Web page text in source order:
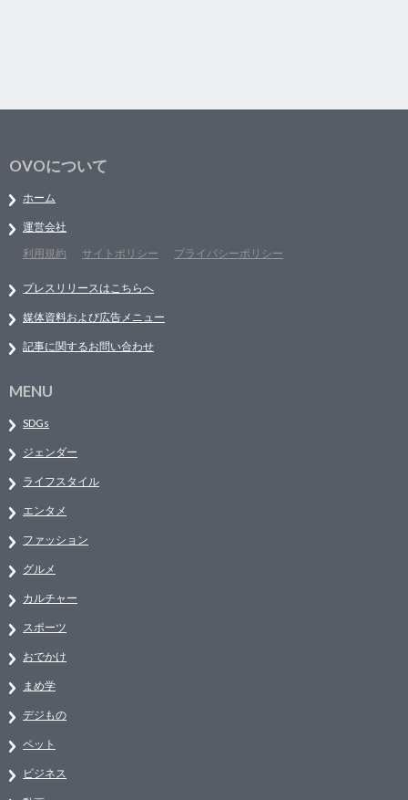
OVOについて
ホーム
運営会社
利用規約
サイトポリシー プライバシーポリシー
プレスリリースはこちらへ
媒体資料および広告メニュー
記事に関するお問い合わせ
MENU
SDGs
ジェンダー
ライフスタイル
エンタメ
ファッション
グルメ
カルチャー
スポーツ
おでかけ
まめ学
デジもの
ペット
ビジネス